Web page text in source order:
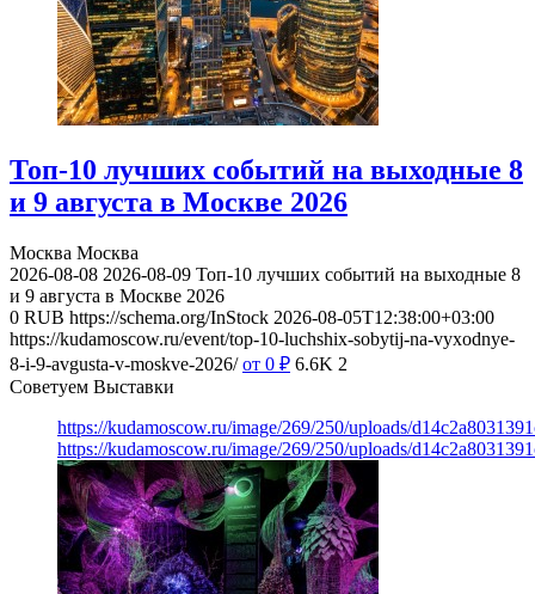
Топ-10 лучших событий на выходные 8
и 9 августа в Москве 2026
Москва Москва
2026-08-08 2026-08-09 Топ-10 лучших событий на выходные 8
и 9 августа в Москве 2026
0 RUB https://schema.org/InStock 2026-08-05T12:38:00+03:00
https://kudamoscow.ru/event/top-10-luchshix-sobytij-na-vyxodnye-
8-i-9-avgusta-v-moskve-2026/ от 0 ₽ 6.6K 2
Советуем Выставки
https://kudamoscow.ru/image/269/250/uploads/
https://kudamoscow.ru/image/269/250/uploads/